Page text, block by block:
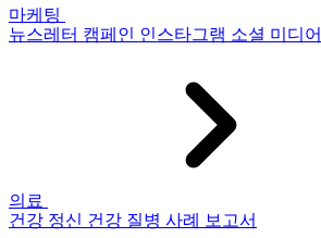
마케팅
뉴스레터 캠페인 인스타그램 소셜 미디어
의료
건강 정신 건강 질병 사례 보고서